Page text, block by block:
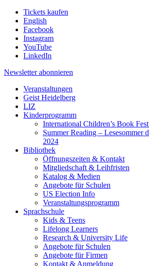
Tickets kaufen
English
Facebook
Instagram
YouTube
LinkedIn
Newsletter abonnieren
Veranstaltungen
Geist Heidelberg
LIZ
Kinderprogramm
International Children’s Book
Summer Reading –
2024
Bibliothek
Öffnungszeiten & Kontakt
Mitgliedschaft & Leihfristen
Katalog & Medien
Angebote für Schulen
US Election Info
Veranstaltungsprogramm
Sprachschule
Kids & Teens
Lifelong Learners
Research & University Life
Angebote für Schulen
Angebote für Firmen
Kontakt & Anmeldung